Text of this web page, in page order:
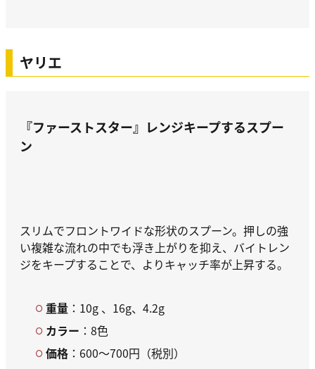
ヤリエ
『ファーストスター』 レンジキープするスプー
ン
スリムでフロントワイドな形状のスプーン。押しの強
い複雑な流れの中でも浮き上がりを抑え、バイトレン
ジをキープすることで、よりキャッチ率が上昇する。
重量 ：10g 、16g、4.2g
カラー ：8色
価格 ：600～700円（税別）